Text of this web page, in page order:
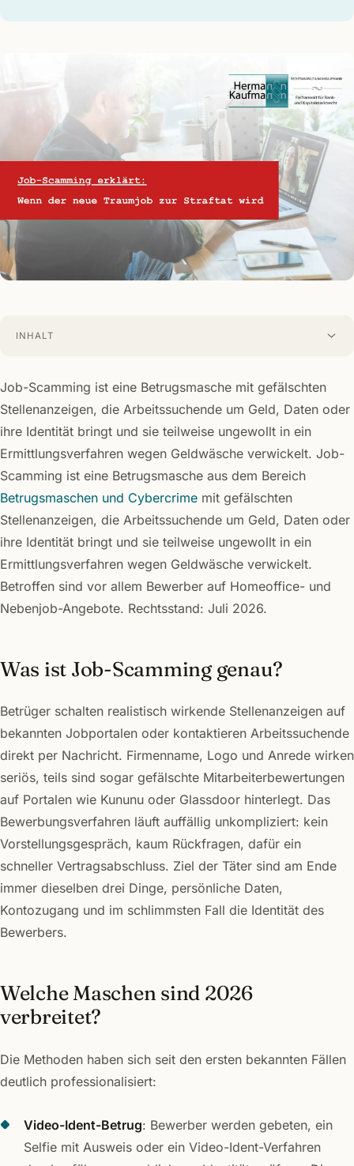
INHALT
Job-Scamming ist eine Betrugsmasche mit gefälschten
Stellenanzeigen, die Arbeitssuchende um Geld, Daten oder
ihre Identität bringt und sie teilweise ungewollt in ein
Ermittlungsverfahren wegen Geldwäsche verwickelt. Job-
Scamming ist eine Betrugsmasche aus dem Bereich
Betrugsmaschen und Cybercrime mit gefälschten
Stellenanzeigen, die Arbeitssuchende um Geld, Daten oder
ihre Identität bringt und sie teilweise ungewollt in ein
Ermittlungsverfahren wegen Geldwäsche verwickelt.
Betroffen sind vor allem Bewerber auf Homeoffice- und
Nebenjob-Angebote. Rechtsstand: Juli 2026.
Was ist Job-Scamming genau?
Betrüger schalten realistisch wirkende Stellenanzeigen auf
bekannten Jobportalen oder kontaktieren Arbeitssuchende
direkt per Nachricht. Firmenname, Logo und Anrede wirken
seriös, teils sind sogar gefälschte Mitarbeiterbewertungen
auf Portalen wie Kununu oder Glassdoor hinterlegt. Das
Bewerbungsverfahren läuft auffällig unkompliziert: kein
Vorstellungsgespräch, kaum Rückfragen, dafür ein
schneller Vertragsabschluss. Ziel der Täter sind am Ende
immer dieselben drei Dinge, persönliche Daten,
Kontozugang und im schlimmsten Fall die Identität des
Bewerbers.
Welche Maschen sind 2026
verbreitet?
Die Methoden haben sich seit den ersten bekannten Fällen
deutlich professionalisiert:
Video-Ident-Betrug: Bewerber werden gebeten, ein
Selfie mit Ausweis oder ein Video-Ident-Verfahren